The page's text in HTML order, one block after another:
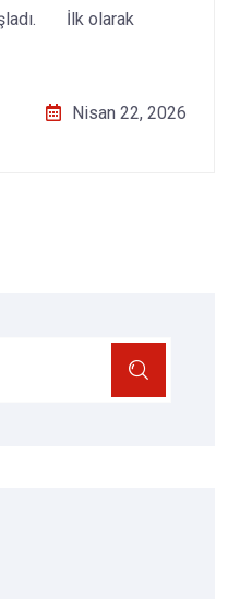
İlk olarak
Nisan 22, 2026